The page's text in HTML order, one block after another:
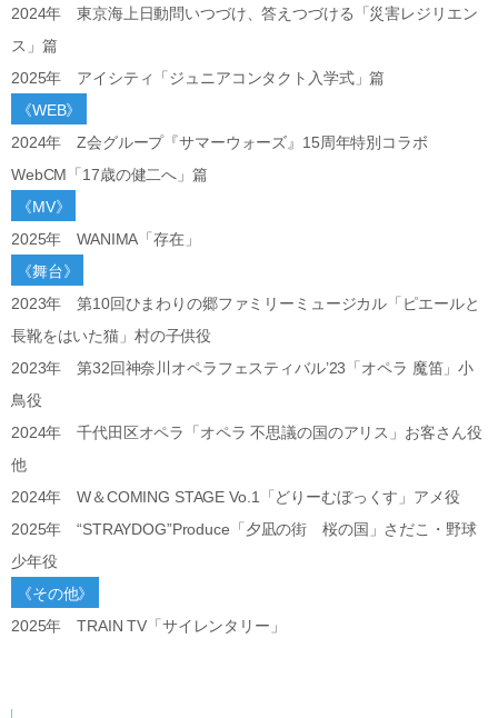
2024年 東京海上日動問いつづけ、答えつづける「災害レジリエン
ス」篇
2025年 アイシティ「ジュニアコンタクト入学式」篇
《WEB》
2024年 Z会グループ『サマーウォーズ』15周年特別コラボ
WebCM「17歳の健二へ」篇
《MV》
2025年 WANIMA「存在」
《舞台》
2023年 第10回ひまわりの郷ファミリーミュージカル「ピエールと
長靴をはいた猫」村の子供役
2023年 第32回神奈川オペラフェスティバル’23「オペラ 魔笛」小
鳥役
2024年 千代田区オペラ「オペラ 不思議の国のアリス」お客さん役
他
2024年 W＆COMING STAGE Vo.1「どりーむぼっくす」アメ役
2025年 “STRAYDOG”Produce「夕凪の街 桜の国」さだこ・野球
少年役
《その他》
2025年 TRAIN TV「サイレンタリー」